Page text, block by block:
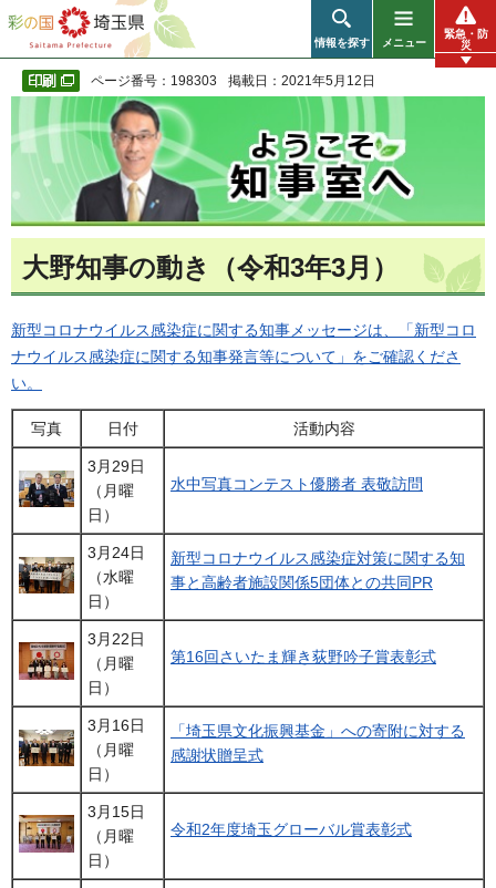
彩の国 埼玉県
情報を探す メニュー
緊急・防
災
ページ番号：198303 掲載日：2021年5月12日
大野知事の動き（令和3年3月）
新型コロナウイルス感染症に関する知事メッセージは、「新型コロ
ナウイルス感染症に関する知事発言等について」をご確認くださ
い。
写真 日付 活動内容
3月29日
（月曜
日）
水中写真コンテスト優勝者 表敬訪問
3月24日
（水曜
日）
新型コロナウイルス感染症対策に関する知
事と高齢者施設関係5団体との共同PR
3月22日
（月曜
日）
第16回さいたま輝き荻野吟子賞表彰式
3月16日
（月曜
日）
「埼玉県文化振興基金」への寄附に対する
感謝状贈呈式
3月15日
（月曜
日）
令和2年度埼玉グローバル賞表彰式